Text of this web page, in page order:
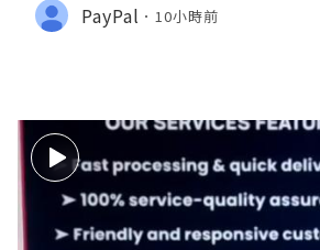
PayPal 10小時前